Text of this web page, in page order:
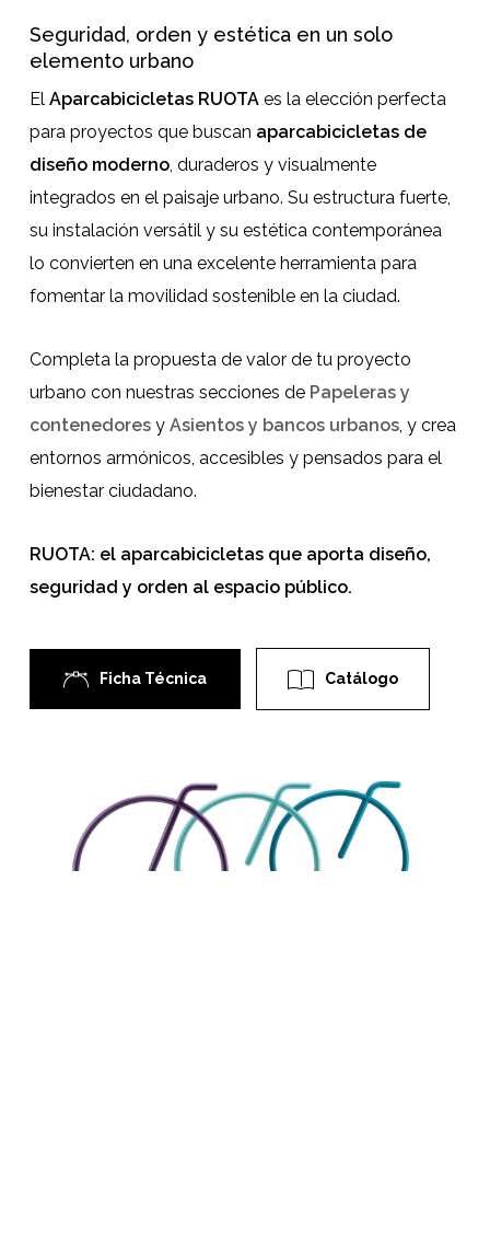
Seguridad, orden y estética en un solo
elemento urbano
El Aparcabicicletas RUOTAes la elección perfecta
para proyectos que buscan aparcabicicletas de
diseño moderno, duraderos y visualmente
integrados en el paisaje urbano. Su estructura fuerte,
su instalación versátil y su estética contemporánea
lo convierten en una excelente herramienta para
fomentar la movilidad sostenible en la ciudad.
Completa la propuesta de valor de tu proyecto
urbano con nuestras secciones de Papeleras y
contenedoresy Asientos y bancos urbanos, y crea
entornos armónicos, accesibles y pensados para el
bienestar ciudadano.
RUOTA: el aparcabicicletas que aporta diseño,
seguridad y orden al espacio público.
Ficha Técnica Catálogo